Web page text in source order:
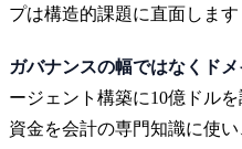
プは構造的課題に直面します
ガバナンスの幅ではなくドメ
ージェント構築に10億ドル
資金を会計の専門知識に使